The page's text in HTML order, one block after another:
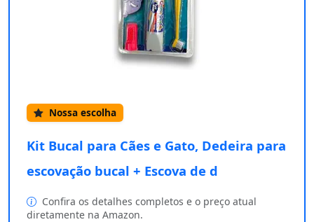
Nossa escolha
Kit Bucal para Cães e Gato, Dedeira para
escovação bucal + Escova de d
Confira os detalhes completos e o preço atual
diretamente na Amazon.